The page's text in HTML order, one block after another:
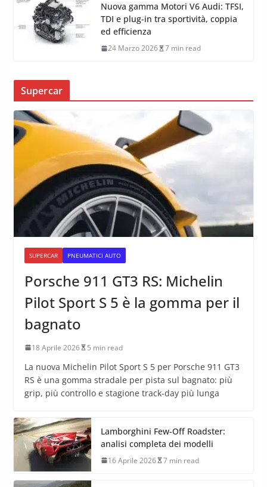
Nuova gamma Motori V6 Audi: TFSI,
TDI e plug-in tra sportività, coppia
ed efficienza
24 Marzo 2026 7 min read
Supercar
SUPERCAR PNEUMATICI AUTO
Porsche 911 GT3 RS: Michelin
Pilot Sport S 5 è la gomma per il
bagnato
18 Aprile 2026 5 min read
La nuova Michelin Pilot Sport S 5 per Porsche 911 GT3
RS è una gomma stradale per pista sul bagnato: più
grip, più controllo e stagione track-day più lunga
Lamborghini Few-Off Roadster:
analisi completa dei modelli
16 Aprile 2026 7 min read